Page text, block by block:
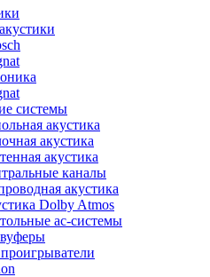
системы
акустика
акустика
акустика
каналы
акустика
Dolby Atmos
ас-системы